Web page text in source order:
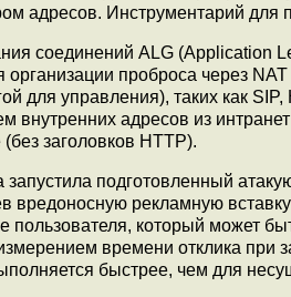
адресов. Инструментарий для
соединений ALG (Application
проброса через NAT
для управления), таких как
внутренних адресов из
заголовков HTTP).
подготовленный
вредоносную рекламную
пользователя, который может
времени отклика при
быстрее, чем для